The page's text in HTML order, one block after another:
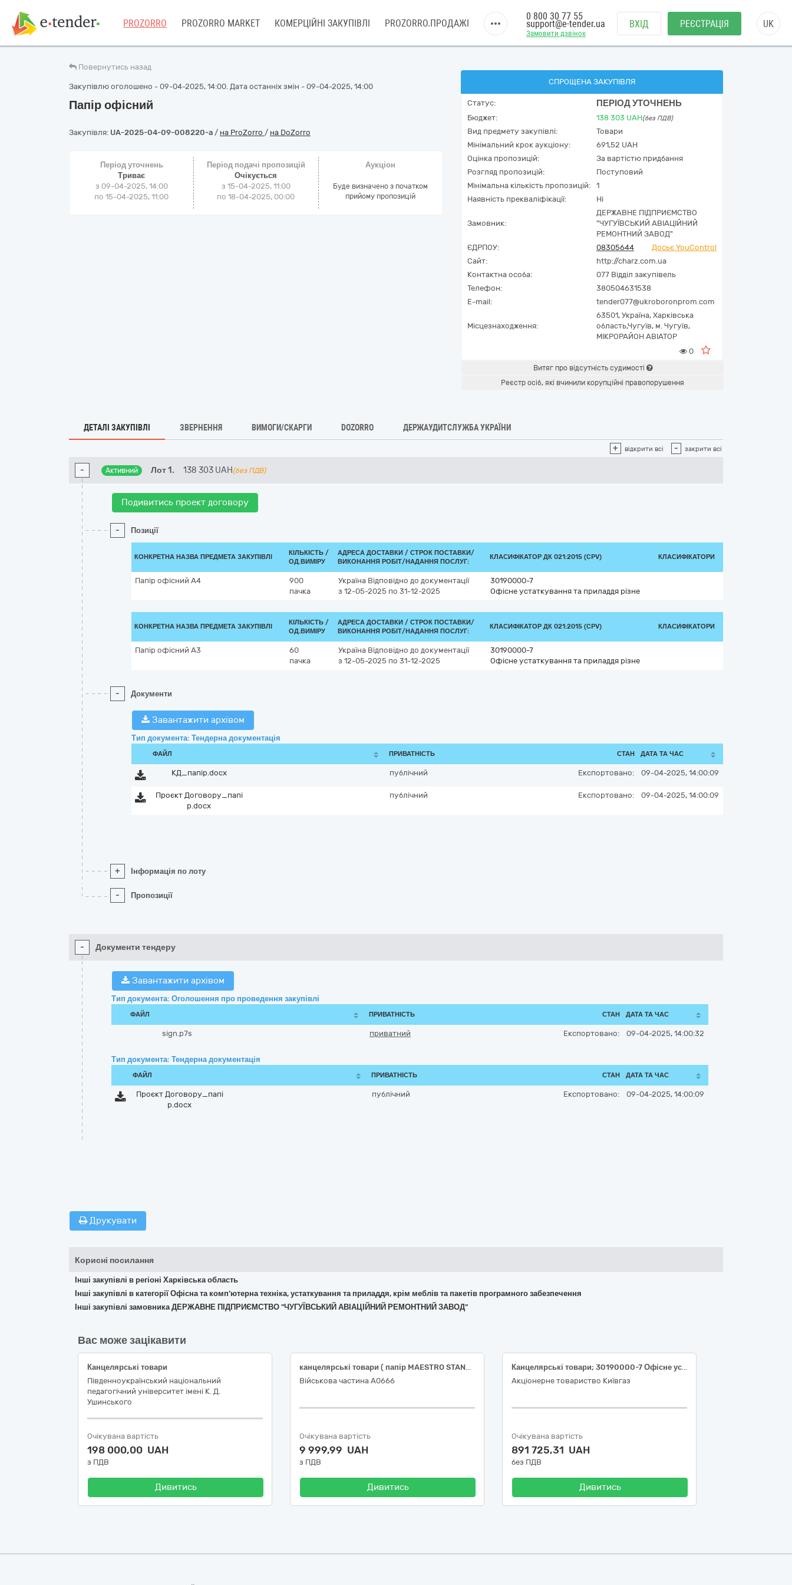
PROZORRO PROZORRO MARKET КОМЕРЦІЙНІ ЗАКУПІВЛІ PROZORRO.ПРОДАЖІ
Замовити дзвінок
0 800 30 77 55
support@e-tender.ua ВХІД РЕЄСТРАЦІЯ UK
Повернутись назад
Закупівлю оголошено - 09-04-2025, 14:00. Дата останніх змін - 09-04-2025, 14:00
Папір офісний
Закупівля: UA-2025-04-09-008220-a / на ProZorro / на DoZorro
Період уточнень
Триває
з 09-04-2025, 14:00
по 15-04-2025, 11:00
Період подачі пропозицій
Очікується
з 15-04-2025, 11:00
по 18-04-2025, 00:00
Аукціон
Буде визначено з початком
прийому пропозицій
СПРОЩЕНА ЗАКУПІВЛЯ
Статус: ПЕРІОД УТОЧНЕНЬ
Бюджет: 138 303 UAH(без ПДВ)
Вид предмету закупівлі:
Товари
Мінімальний крок аукціону:
691,52 UAH
Оцінка пропозицій:
За вартістю придбання
Розгляд пропозицій:
Поступовий
Мінімальна кількість пропозицій:
1
Наявність прекваліфікації:
Ні
Замовник:
ДЕРЖАВНЕ ПІДПРИЄМСТВО
"ЧУГУЇВСЬКИЙ АВІАЦІЙНИЙ
РЕМОНТНИЙ ЗАВОД"
ЄДРПОУ:
08305644
Досьє YouControl
Сайт:
http://charz.com.ua
Контактна особа:
077 Відділ закупівель
Телефон:
380504631538
E-mail:
tender077@ukroboronprom.com
Місцезнаходження:
63501, Україна, Харківська
область,Чугуїв, м. Чугуїв,
МІКРОРАЙОН АВІАТОР
0
Витяг про відсутність судимості
Реєстр осіб, які вчинили корупційні правопорушення
ДЕТАЛІ ЗАКУПІВЛІ ЗВЕРНЕННЯ ВИМОГИ/СКАРГИ DOZORRO ДЕРЖАУДИТСЛУЖБА УКРАЇНИ
+ відкрити всі - закрити всі
- Активний Лот 1. 138 303 UAH (без ПДВ)
Подивитись проект договору
- Позиції
КОНКРЕТНА НАЗВА ПРЕДМЕТА ЗАКУПІВЛІ
КІЛЬКІСТЬ /
ОД.ВИМІРУ
АДРЕСА ДОСТАВКИ / СТРОК ПОСТАВКИ/
ВИКОНАННЯ РОБІТ/НАДАННЯ ПОСЛУГ:
КЛАСИФІКАТОР ДК 021:2015 (CPV) КЛАСИФІКАТОРИ
Папір офісний А4
900
пачка
Україна Відповідно до документації
з 12-05-2025 по 31-12-2025
30190000-7
Офісне устаткування та приладдя різне
КОНКРЕТНА НАЗВА ПРЕДМЕТА ЗАКУПІВЛІ
КІЛЬКІСТЬ /
ОД.ВИМІРУ
АДРЕСА ДОСТАВКИ / СТРОК ПОСТАВКИ/
ВИКОНАННЯ РОБІТ/НАДАННЯ ПОСЛУГ:
КЛАСИФІКАТОР ДК 021:2015 (CPV) КЛАСИФІКАТОРИ
Папір офісний А3
60
пачка
Україна Відповідно до документації
з 12-05-2025 по 31-12-2025
30190000-7
Офісне устаткування та приладдя різне
- Документи
Завантажити архівом
Тип документа: Тендерна документація
ФАЙЛ ПРИВАТНІСТЬ СТАН ДАТА ТА ЧАС
КД_папір.docx публічний Експортовано: 09-04-2025, 14:00:09
Проєкт Договору_папі
р.docx
публічний Експортовано: 09-04-2025, 14:00:09
+ Інформація по лоту
- Пропозиції
- Документи тендеру
Завантажити архівом
Тип документа: Оголошення про проведення закупівлі
ФАЙЛ ПРИВАТНІСТЬ СТАН ДАТА ТА ЧАС
sign.p7s приватний Експортовано: 09-04-2025, 14:00:32
Тип документа: Тендерна документація
ФАЙЛ ПРИВАТНІСТЬ СТАН ДАТА ТА ЧАС
Проєкт Договору_папі
р.docx
публічний Експортовано: 09-04-2025, 14:00:09
Друкувати
Корисні посилання
Інші закупівлі в регіоні Харківська область
Інші закупівлі в категорії Офісна та комп’ютерна техніка, устаткування та приладдя, крім меблів та пакетів програмного забезпечення
Інші закупівлі замовника ДЕРЖАВНЕ ПІДПРИЄМСТВО "ЧУГУЇВСЬКИЙ АВІАЦІЙНИЙ РЕМОНТНИЙ ЗАВОД"
Вас може зацікавити
Канцелярські товари
Південноукраїнський національний
педагогічний університет імені К. Д.
Ушинського
Очікувана вартість
198 000,00 UAH
з ПДВ
Дивитись
канцелярські товари ( папір MAESTRO STANDARD+ А4 клас B 500 аркушів 30 пач папір Color Copy 250 г/м А4 125 арк. 2 пач конверт С5 білий СКЛ 162х229 мм самоклеюча стрічка 226 шт конверт поштовий С4 білий СКЛ 229x324 мм самоклеюча стрічка 120 шт конверт C6 114x162 мм СКЛ білий клапан прямий 130 шт конверт паперовий С6 162*114 мм крафт СКЛ прямий клапан 166 шт конверт С5 162х229 мм крафт СКЛ 46 шт конверт С5 з розширенням СКЛ крафт 100 шт конверт С4 229*324 мм коричневий паперовий з розширенням 100 шт файл А4+ 30мкр 100 штук глянцевий Economix 10 пач конверт С4 229*324 мм СКЛ крафт 90 г/м2 100 шт конверт C3 324х458 мм самоклеючий клапан крафт 100г/м2 45 шт )
Військова частина А0666
Очікувана вартість
9 999,99 UAH
з ПДВ
Дивитись
Канцелярські товари; 30190000-7 Офісне устаткування та приладдя різне за ДК 021:2015 Єдиного закупівельного словника
Акціонерне товариство Київгаз
Очікувана вартість
891 725,31 UAH
без ПДВ
Дивитись